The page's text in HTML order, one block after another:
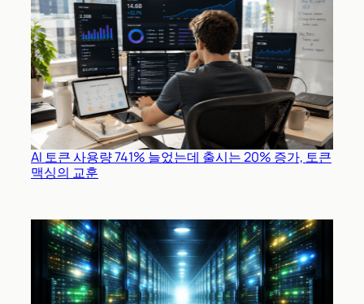
AI 토큰 사용량 741% 늘었는데 출시는 20% 증가, 토큰
맥싱의 교훈